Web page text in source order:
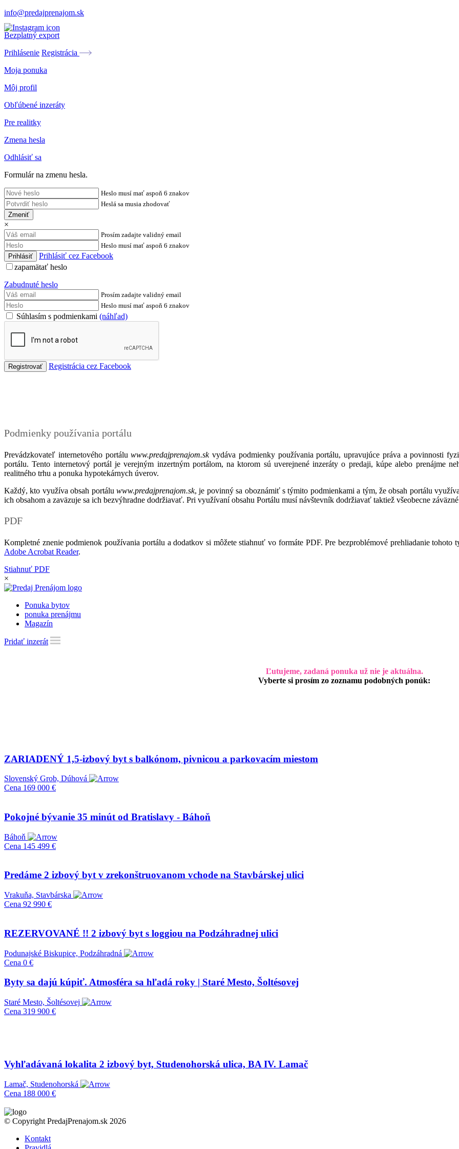
info@predajprenajom.sk
Bezplatný export
Prihlásenie Registrácia
Moja ponuka
Môj profil
Obľúbené inzeráty
Pre realitky
Zmena hesla
Odhlásiť sa
Formulár na zmenu hesla.
Heslo musí mať aspoň 6 znakov
Heslá sa musia zhodovať
Zmeniť
×
Prosím zadajte validný email
Heslo musí mať aspoň 6 znakov
Prihlásiť cez Facebook
zapamätať heslo
Zabudnuté heslo
Prosím zadajte validný email
Heslo musí mať aspoň 6 znakov
Súhlasím s podmienkami (náhľad)
Registrácia cez Facebook
Podmienky používania portálu
Prevádzkovateľ internetového portáluwww.predajprenajom.skvydáva podmienky používania portálu, upravujúce práva a povinnosti
portálu. Tento internetový portál je verejným inzertným portálom, na ktorom sú uverejnené inzeráty o predaji, kúpe alebo prenájme
realitného trhu a ponuka hypotekárnych úverov.
Každý, kto využíva obsah portálu www.predajprenajom.sk, je povinný sa oboznámiť s týmito podmienkami a tým, že obsah portálu
ich obsahom a zaväzuje sa ich bezvýhradne dodržiavať. Pri využívaní obsahu Portálu musí návštevník dodržiavať taktiež všeobecne
PDF
Kompletné znenie podmienok používania portálu a dodatkov si môžete stiahnuť vo formáte PDF. Pre bezproblémové prehliadanie
Adobe Acrobat Reader.
Stiahnuť PDF
×
Ponuka bytov
ponuka prenájmu
Magazín
Pridať inzerát
Ľutujeme, zadaná ponuka už nie je aktuálna.
Vyberte si prosím zo zoznamu podobných ponúk:
ZARIADENÝ 1,5-izbový byt s balkónom, pivnicou a parkovacím miestom
Slovenský Grob, Dúhová
Cena 169 000 €
Pokojné bývanie 35 minút od Bratislavy - Báhoň
Báhoň
Cena 145 499 €
Predáme 2 izbový byt v zrekonštruovanom vchode na Stavbárskej ulici
Vrakuňa, Stavbárska
Cena 92 990 €
REZERVOVANÉ !! 2 izbový byt s loggiou na Podzáhradnej ulici
Podunajské Biskupice, Podzáhradná
Cena 0 €
Byty sa dajú kúpiť. Atmosféra sa hľadá roky | Staré Mesto, Šoltésovej
Staré Mesto, Šoltésovej
Cena 319 900 €
Vyhľadávaná lokalita 2 izbový byt, Studenohorská ulica, BA IV. Lamač
Lamač, Studenohorská
Cena 188 000 €
© Copyright PredajPrenajom.sk 2026
Kontakt